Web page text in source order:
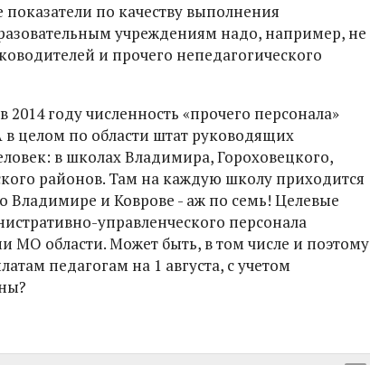
по качеству выполнения
учреждениям надо, например, не
и прочего непедагогического
году численность «прочего персонала»
целом по области штат руководящих
в школах Владимира, Гороховецкого,
районов. Там на каждую школу приходится
Владимире и Коврове - аж по семь! Целевые
управленческого персонала
МО области. Может быть, в том числе и поэтому
педагогам на 1 августа, с учетом